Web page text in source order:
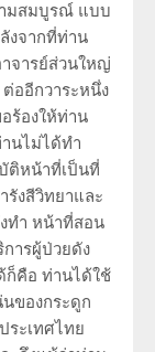
ามสมบูรณ์ แบบ
งจากที่ท่าน
จารย์ส่วนใหญ่
ออีกวาระหนึ่ง
ร้องให้ท่าน
นไม่ได้ทำ
ติหน้าที่เป็นที่
งสีวิทยาและ
ทำ หน้าที่สอน
ารผู้ป่วยดัง
ก็คือ ท่านได้ใช้
ของกระดูก
ระเทศไทย